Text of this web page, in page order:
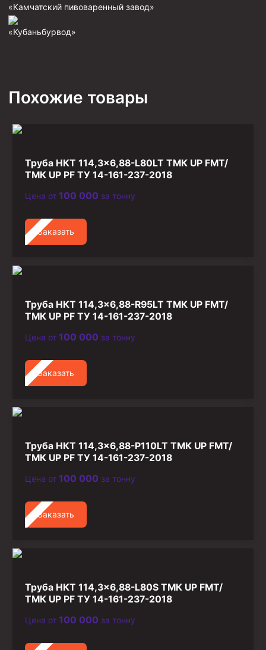
Фрезеры пилотные
Райберы конусные
Ключи
Колокола ловильные
Быстроразъёмные соединения (БРС)
Рукава буровые
Стропы
Стропы цепные
Канаты стальные
Элементы линии обвязки
«Камчатский пивоваренный завод»
«Кубаньбурвод»
Похожие товары
Труба НКТ 114,3×6,88-L80LT ТМК UP FMT/
ТМК UP PF ТУ 14-161-237-2018
Цена от 100 000 за тонну
Заказать
Труба НКТ 114,3×6,88-R95LT ТМК UP FMT/
ТМК UP PF ТУ 14-161-237-2018
Цена от 100 000 за тонну
Заказать
Труба НКТ 114,3×6,88-P110LT ТМК UP FMT/
ТМК UP PF ТУ 14-161-237-2018
Цена от 100 000 за тонну
Заказать
Труба НКТ 114,3×6,88-L80S ТМК UP FMT/
ТМК UP PF ТУ 14-161-237-2018
Цена от 100 000 за тонну